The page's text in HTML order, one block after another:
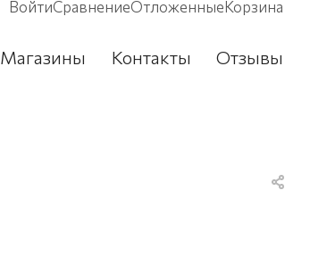
ВойтиСравнениеОтложенныеКорзина
Магазины Контакты Отзывы